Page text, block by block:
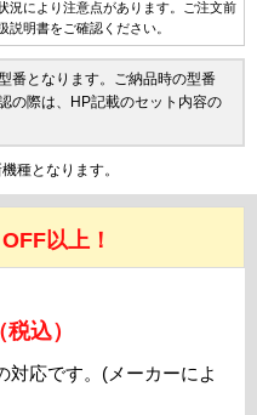
況により注意点があります。ご注文前
説明書をご確認ください。
番となります。ご納品時の型番
の際は、HP記載のセット内容の
種となります。
OFF以上！
税込）
対応です。(メーカーによ